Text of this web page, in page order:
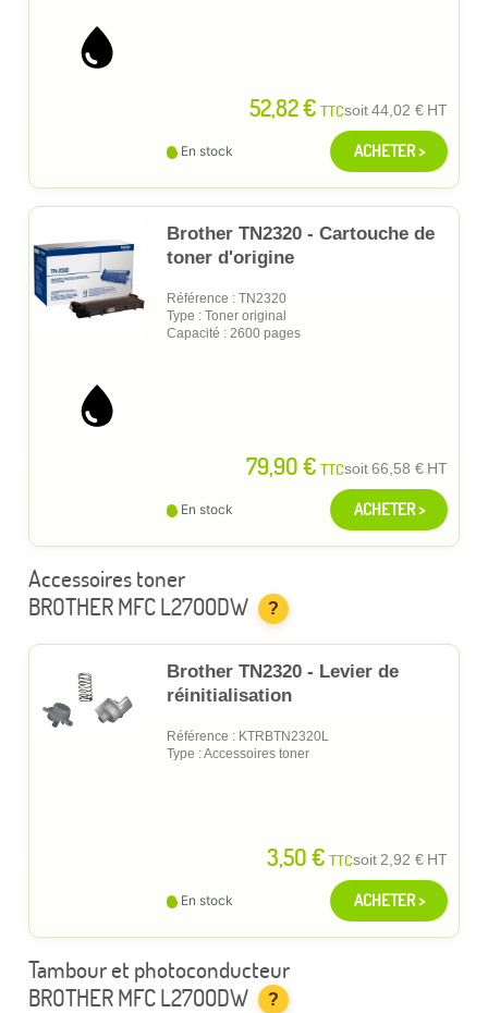
52,82 € TTCsoit44,02 € HT
En stock ACHETER >
Brother TN2320 - Cartouche de
toner d'origine
Référence : TN2320
Type : Toner original
Capacité : 2600 pages
79,90 € TTCsoit66,58 € HT
En stock ACHETER >
Accessoires toner
BROTHER MFC L2700DW
?
Brother TN2320 - Levier de
réinitialisation
Référence : KTRBTN2320L
Type : Accessoires toner
3,50 € TTCsoit2,92 € HT
En stock ACHETER >
Tambour et photoconducteur
BROTHER MFC L2700DW
?